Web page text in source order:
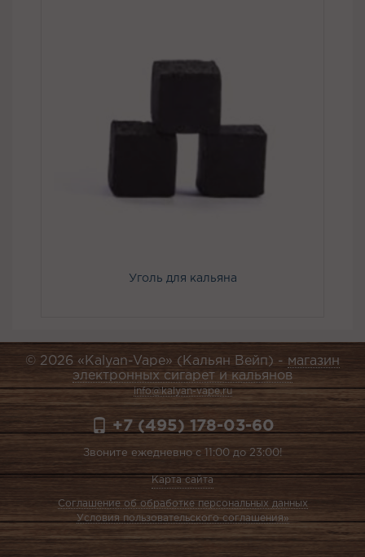
Уголь для кальяна
© 2026 «Kalyan-Vape» (Кальян Вейп) - магазин
электронных сигарет и кальянов
info@kalyan-vape.ru
+7 (495) 178-03-60
Звоните ежедневно с 11:00 до 23:00!
Карта сайта
Соглашение об обработке персональных данных
Условия пользовательского соглашения»